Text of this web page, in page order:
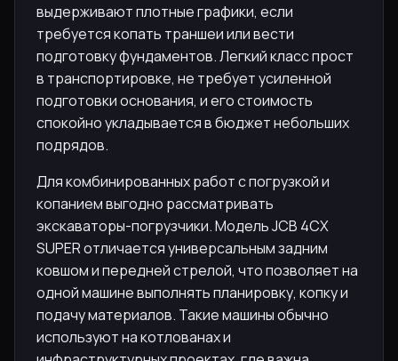
выдерживают плотные графики, если
требуется копать траншеи или вести
подготовку фундаментов. Легкий класс прост
в транспортировке, не требует усиленной
подготовки основания, и его стоимость
спокойно укладывается в бюджет небольших
подрядов.
Для комбинированных работ с погрузкой и
копанием выгодно рассматривать
экскаваторы-погрузчики. Модель JCB 4CX
SUPER отличается универсальным задним
ковшом и передней стрелой, что позволяет на
одной машине выполнять планировку, копку и
подачу материалов. Такие машины обычно
используют на котлованах и